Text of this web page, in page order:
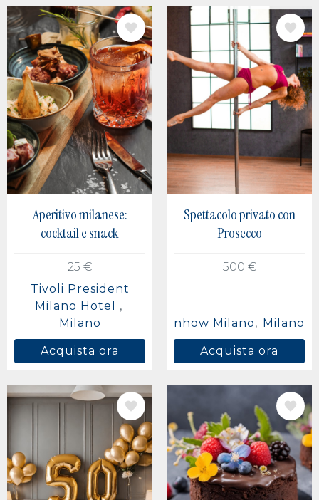
IMMAGINE
Aperitivo milanese:
cocktail e snack
25 €
Tivoli President
Milano Hotel
Milano
Acquista ora
IMMAGINE
Spettacolo privato con
Prosecco
500 €
nhow Milano Milano
Acquista ora
IMMAGINE IMMAGINE